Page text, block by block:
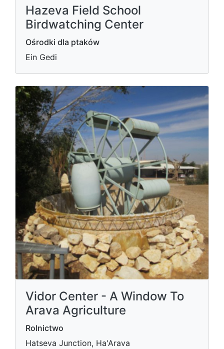
Hazeva Field School
Birdwatching Center
Ośrodki dla ptaków
Ein Gedi
Vidor Center - A Window To
Arava Agriculture
Rolnictwo
Hatseva Junction, Ha'Arava